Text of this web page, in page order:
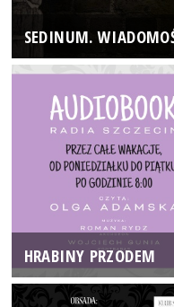
SEDINUM.
HRABINY PRZODEM